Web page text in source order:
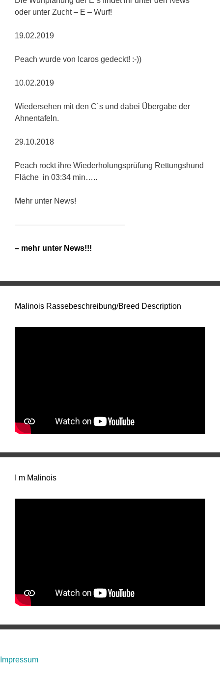
oder unter Zucht – E – Wurf!
19.02.2019
Peach wurde von Icaros gedeckt! :-))
10.02.2019
Wiedersehen mit den C´s und dabei Übergabe der
Ahnentafeln.
29.10.2018
Peach rockt ihre Wiederholungsprüfung Rettungshund
Fläche in 03:34 min…..
Mehr unter News!
——————————————
– mehr unter News!!!
Malinois Rassebeschreibung/Breed Description
I m Malinois
Impressum